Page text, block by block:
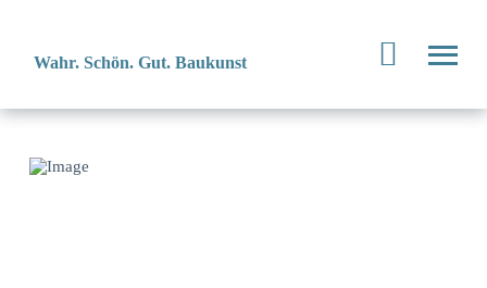
Wahr. Schön. Gut. Baukunst